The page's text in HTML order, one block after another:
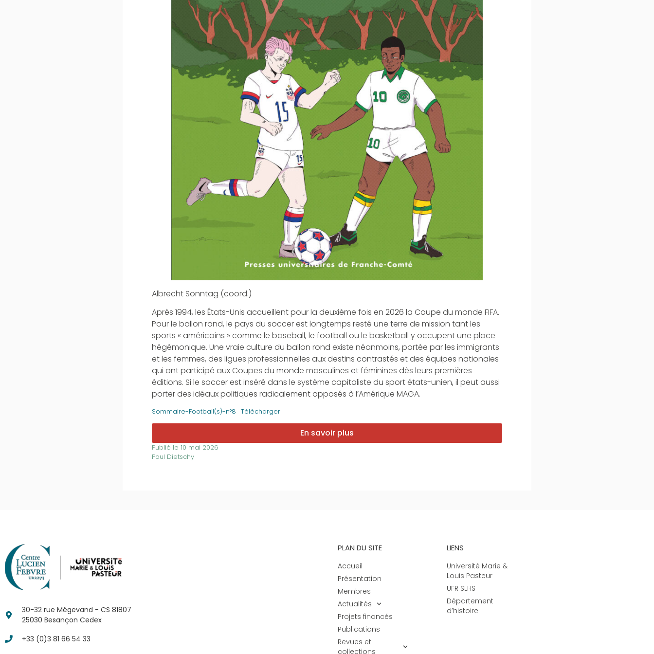
Albrecht Sonntag (coord.)
Après 1994, les États-Unis accueillent pour la deuxième fois en 2026 la Coupe du monde FIFA.
Pour le ballon rond, le pays du soccer est longtemps resté une terre de mission tant les
sports « américains » comme le baseball, le football ou le basketball y occupent une place
hégémonique. Une vraie culture du ballon rond existe néanmoins, portée par les immigrants
et les femmes, des ligues professionnelles aux destins contrastés et des équipes nationales
qui ont participé aux Coupes du monde masculines et féminines dès leurs premières
éditions. Si le soccer est inséré dans le système capitaliste du sport états-unien, il peut aussi
porter des idéaux politiques radicalement opposés à l’Amérique MAGA.
Sommaire-Football(s)-n°8 Télécharger
En savoir plus
Publié le 10 mai 2026
Paul Dietschy
30-32 rue Mégevand - CS 81807
25030 Besançon Cedex
+33 (0)3 81 66 54 33
PLAN DU SITE
Accueil
Présentation
Membres
Actualités
Projets financés
Publications
Revues et
collections
LIENS
Université Marie &
Louis Pasteur
UFR SLHS
Département
d’histoire